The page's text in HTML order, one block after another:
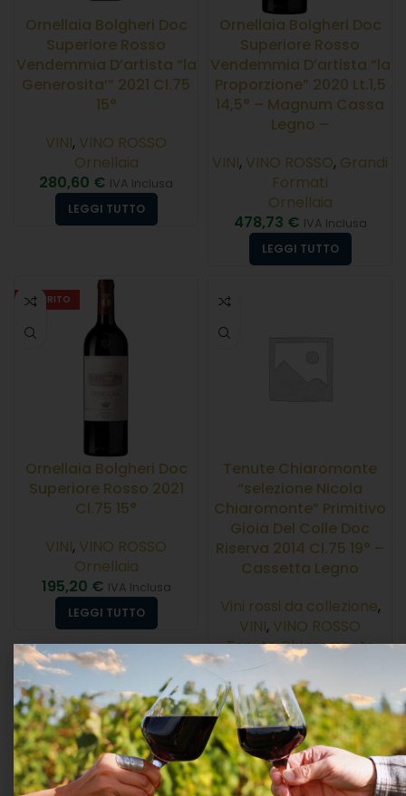
Ornellaia Bolgheri Doc
Superiore Rosso
Vendemmia D’artista “la
Generosita’” 2021 Cl.75
15°
VINI, VINO ROSSO
Ornellaia
280,60 € IVA Inclusa
LEGGI TUTTO
Ornellaia Bolgheri Doc
Superiore Rosso
Vendemmia D’artista “la
Proporzione” 2020 Lt.1,5
14,5° – Magnum Cassa
Legno –
VINI, VINO ROSSO, Grandi
Formati
Ornellaia
478,73 € IVA Inclusa
LEGGI TUTTO
ESAURITO
Ornellaia Bolgheri Doc
Superiore Rosso 2021
Cl.75 15°
VINI, VINO ROSSO
Ornellaia
195,20 € IVA Inclusa
LEGGI TUTTO
Tenute Chiaromonte
“selezione Nicola
Chiaromonte” Primitivo
Gioia Del Colle Doc
Riserva 2014 Cl.75 19° –
Cassetta Legno
Vini rossi da collezione,
VINI, VINO ROSSO
Tenute Chiaromonte
534,36 €
AGGIUNGI AL CARRELLO
ESAURITO ESAURITO